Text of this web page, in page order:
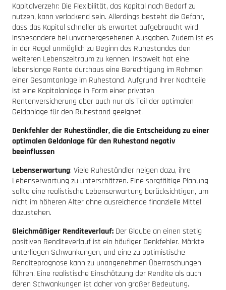
Kapitalverzehr: Die Flexibilität, das Kapital nach Bedarf zu
nutzen, kann verlockend sein. Allerdings besteht die Gefahr,
dass das Kapital schneller als erwartet aufgebraucht wird,
insbesondere bei unvorhergesehenen Ausgaben. Zudem ist es
in der Regel unmöglich zu Beginn des Ruhestandes den
weiteren Lebenszeitraum zu kennen. Insoweit hat eine
lebenslange Rente durchaus eine Berechtigung im Rahmen
einer Gesamtanlage im Ruhestand. Aufgrund ihrer Nachteile
ist eine Kapitalanlage in Form einer privaten
Rentenversicherung aber auch nur als Teil der optimalen
Geldanlage für den Ruhestand geeignet.
Denkfehler der Ruheständler, die die Entscheidung zu einer
optimalen Geldanlage für den Ruhestand negativ
beeinflussen
Lebenserwartung: Viele Ruheständler neigen dazu, ihre
Lebenserwartung zu unterschätzen. Eine sorgfältige Planung
sollte eine realistische Lebenserwartung berücksichtigen, um
nicht im höheren Alter ohne ausreichende finanzielle Mittel
dazustehen.
Gleichmäßiger Renditeverlauf: Der Glaube an einen stetig
positiven Renditeverlauf ist ein häufiger Denkfehler. Märkte
unterliegen Schwankungen, und eine zu optimistische
Renditeprognose kann zu unangenehmen Überraschungen
führen. Eine realistische Einschätzung der Rendite als auch
deren Schwankungen ist daher von großer Bedeutung.